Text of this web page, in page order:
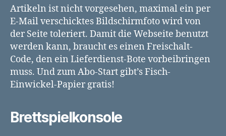
Artikeln ist nicht vorgesehen, maximal ein per
E-Mail verschicktes Bildschirmfoto wird von
der Seite toleriert. Damit die Webseite benutzt
werden kann, braucht es einen Freischalt-
Code, den ein Lieferdienst-Bote vorbeibringen
muss. Und zum Abo-Start gibt’s Fisch-
Einwickel-Papier gratis!
Brettspielkonsole